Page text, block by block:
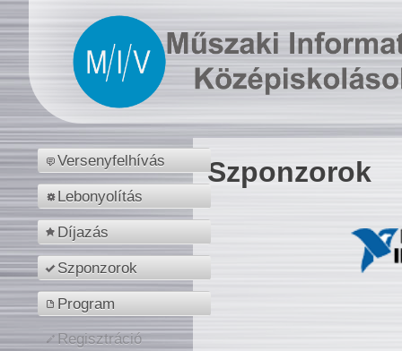
Versenyfelhívás
Lebonyolítás
Díjazás
Szponzorok
Program
Regisztráció
Szponzorok